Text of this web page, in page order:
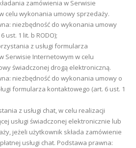
zamówienia w Serwisie
celu wykonania umowy sprzedaży.
niezbędność do wykonania umowy
ust. 1 lit. b RODO);
z usługi formularza
Serwisie Internetowym w celu
świadczonej drogą elektroniczną.
niezbędność do wykonania umowy o
formularza kontaktowego (art. 6 ust. 1
z usługi chat, w celu realizacji
usługi świadczonej elektronicznie lub
jeżeli użytkownik składa zamówienie
usługi chat. Podstawa prawna: